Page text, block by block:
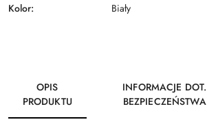
Kolor:
Biały
OPIS
PRODUKTU
INFORMACJE DOT.
BEZPIECZEŃSTWA